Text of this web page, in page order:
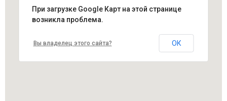
При загрузке Google Карт на этой странице
возникла проблема.
Вы владелец этого сайта? ОК